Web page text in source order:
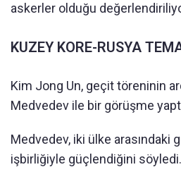
askerler olduğu
KUZEY KORE-RUSYA
Kim Jong Un, geçit töreninin
Medvedev ile bir görüşme
Medvedev, iki ülke arasındaki
işbirliğiyle güçlendiğini söyledi.